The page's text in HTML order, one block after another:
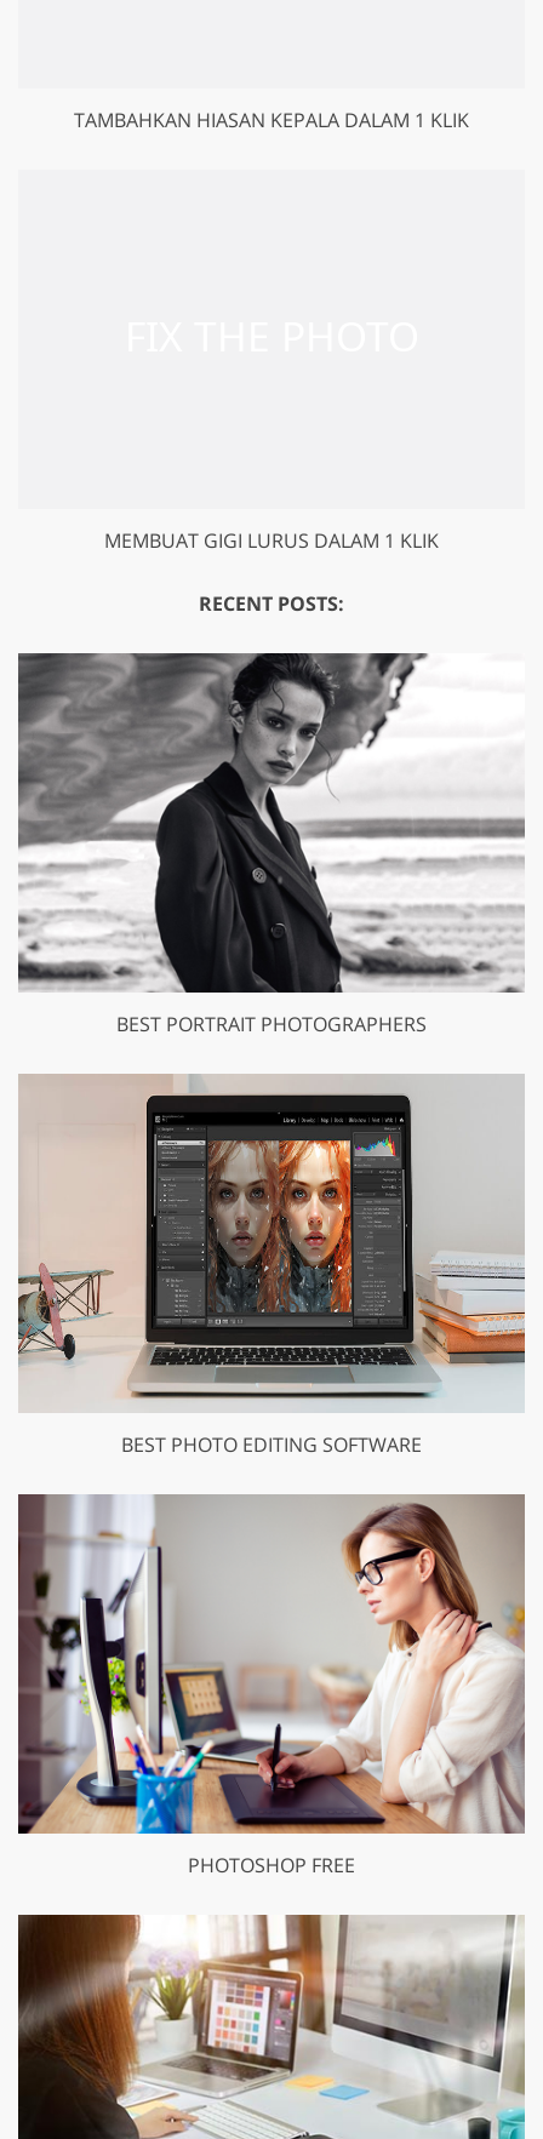
TAMBAHKAN HIASAN KEPALA DALAM 1 KLIK
MEMBUAT GIGI LURUS DALAM 1 KLIK
RECENT POSTS:
BEST PORTRAIT PHOTOGRAPHERS
BEST PHOTO EDITING SOFTWARE
PHOTOSHOP FREE